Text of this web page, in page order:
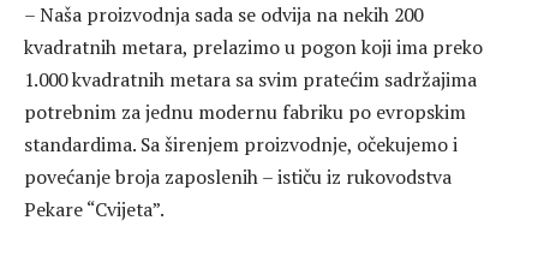
– Naša proizvodnja sada se odvija na nekih 200
kvadratnih metara, prelazimo u pogon koji ima preko
1.000 kvadratnih metara sa svim pratećim sadržajima
potrebnim za jednu modernu fabriku po evropskim
standardima. Sa širenjem proizvodnje, očekujemo i
povećanje broja zaposlenih – ističu iz rukovodstva
Pekare “Cvijeta”.